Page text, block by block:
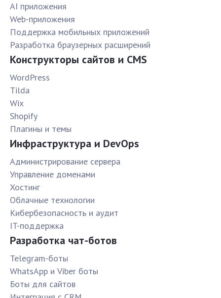
AI приложения
Web-приложения
Поддержка мобильных приложений
Разработка браузерных расширений
Конструкторы сайтов и CMS
WordPress
Tilda
Wix
Shopify
Плагины и темы
Инфраструктура и DevOps
Администрирование сервера
Управление доменами
Хостинг
Облачные технологии
Кибербезопасность и аудит
IT-поддержка
Разработка чат-ботов
Telegram-боты
WhatsApp и Viber боты
Боты для сайтов